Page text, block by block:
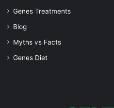
Genes Treatments
Blog
Myths vs Facts
Genes Diet